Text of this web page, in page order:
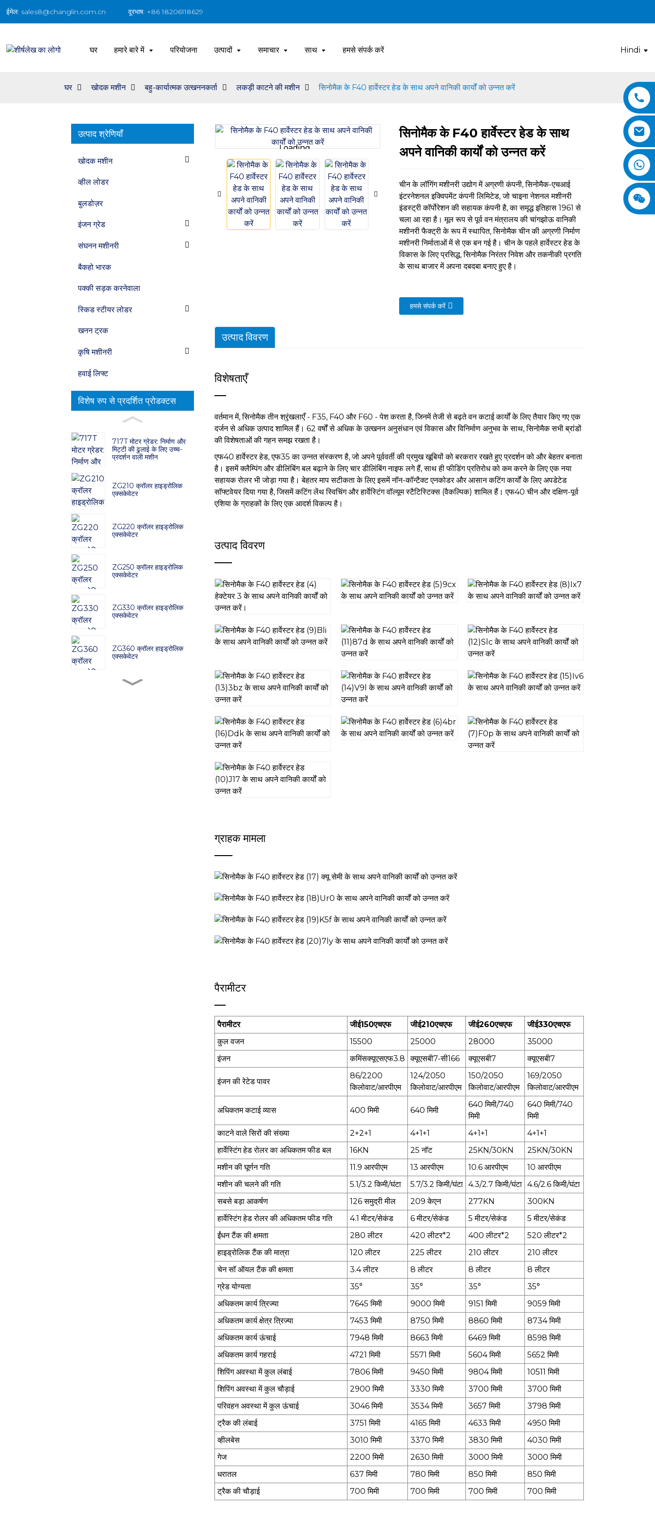
ईमेल: sales8@changlin.com.cn दूरभाष: +86 18206118629
घर हमारे बारे में परियोजना उत्पादों समाचार साथ हमसे संपर्क करें Hindi
घर खोदक मशीन बहु-कार्यात्मक उत्खननकर्ता लकड़ी काटने की मशीन सिनोमैक के F40 हार्वेस्टर हेड के साथ अपने वानिकी कार्यों को उन्नत करें
उत्पाद श्रेणियाँ
खोदक मशीन
व्हील लोडर
बुलडोज़र
इंजन ग्रेड
संघनन मशीनरी
बैकहो भारक
पक्की सड़क करनेवाला
स्किड स्टीयर लोडर
खनन ट्रक
कृषि मशीनरी
हवाई लिफ्ट
विशेष रुप से प्रदर्शित प्रोडक्टस
717T मोटर ग्रेडर: निर्माण और
मिट्टी की ढुलाई के लिए उच्च-
प्रदर्शन वाली मशीन
ZG210 क्रॉलर हाइड्रोलिक
एक्सकेवेटर
ZG220 क्रॉलर हाइड्रोलिक
एक्सकेवेटर
ZG250 क्रॉलर हाइड्रोलिक
एक्सकेवेटर
ZG330 क्रॉलर हाइड्रोलिक
एक्सकेवेटर
ZG360 क्रॉलर हाइड्रोलिक
एक्सकेवेटर
Loading...
Loading... Loading...
Loading...
सिनोमैक के F40 हार्वेस्टर हेड के साथ
अपने वानिकी कार्यों को उन्नत करें
चीन के लॉगिंग मशीनरी उद्योग में अग्रणी कंपनी, सिनोमैक-एचआई
इंटरनेशनल इक्विपमेंट कंपनी लिमिटेड, जो चाइना नेशनल मशीनरी
इंडस्ट्री कॉर्पोरेशन की सहायक कंपनी है, का समृद्ध इतिहास 1961 से
चला आ रहा है। मूल रूप से पूर्व वन मंत्रालय की चांगझोऊ वानिकी
मशीनरी फैक्ट्री के रूप में स्थापित, सिनोमैक चीन की अग्रणी निर्माण
मशीनरी निर्माताओं में से एक बन गई है। चीन के पहले हार्वेस्टर हेड के
विकास के लिए प्रसिद्ध, सिनोमैक निरंतर निवेश और तकनीकी प्रगति
के साथ बाजार में अपना दबदबा बनाए हुए है।
हमसे संपर्क करें
उत्पाद विवरण
विशेषताएँ
वर्तमान में, सिनोमैक तीन श्रृंखलाएँ - F35, F40 और F60 - पेश करता है, जिनमें तेजी से बढ़ते वन कटाई कार्यों के लिए तैयार किए गए एक
दर्जन से अधिक उत्पाद शामिल हैं। 62 वर्षों से अधिक के उत्खनन अनुसंधान एवं विकास और विनिर्माण अनुभव के साथ, सिनोमैक सभी ब्रांडों
की विशेषताओं की गहन समझ रखता है।
एफ40 हार्वेस्टर हेड, एफ35 का उन्नत संस्करण है, जो अपने पूर्ववर्ती की प्रमुख खूबियों को बरकरार रखते हुए प्रदर्शन को और बेहतर बनाता
है। इसमें क्लैम्पिंग और डीलिंबिंग बल बढ़ाने के लिए चार डीलिंबिंग नाइफ लगे हैं, साथ ही फीडिंग प्रतिरोध को कम करने के लिए एक नया
सहायक रोलर भी जोड़ा गया है। बेहतर माप सटीकता के लिए इसमें नॉन-कॉन्टैक्ट एनकोडर और आसान कटिंग कार्यों के लिए अपडेटेड
सॉफ्टवेयर दिया गया है, जिसमें कटिंग लेंथ स्विचिंग और हार्वेस्टिंग वॉल्यूम स्टैटिस्टिक्स (वैकल्पिक) शामिल हैं। एफ40 चीन और दक्षिण-पूर्व
एशिया के ग्राहकों के लिए एक आदर्श विकल्प है।
उत्पाद विवरण
ग्राहक मामला
पैरामीटर
पैरामीटर जीई150एचएफ जीई210एचएफ जीई260एचएफ
जीई330एचएफ
कुल वजन
15500 25000 28000
35000
इंजन
कमिंसक्यूएसएफ3.8 क्यूएसबी7-सी166 क्यूएसबी7 क्यूएसबी7
इंजन की रेटेड पावर
86/2200
किलोवाट/आरपीएम
124/2050
किलोवाट/आरपीएम
150/2050
किलोवाट/आरपीएम
169/2050
किलोवाट/आरपीएम
अधिकतम कटाई व्यास 400 मिमी 640 मिमी
640 मिमी/740
मिमी
640 मिमी/740
मिमी
काटने वाले सिरों की संख्या
2+2+1 4+1+1 4+1+1
4+1+1
हार्वेस्टिंग हेड रोलर का अधिकतम फीड बल
16KN 25 नॉट 25KN/30KN
25KN/30KN
मशीन की घूर्णन गति
11.9 आरपीएम 13 आरपीएम 10.6 आरपीएम
10 आरपीएम
मशीन की चलने की गति
5.1/3.2 किमी/घंटा 5.7/3.2 किमी/घंटा 4.3/2.7 किमी/घंटा 4.6/2.6 किमी/घंटा
सबसे बड़ा आकर्षण
126 समुद्री मील 209 केएन 277KN
300KN
हार्वेस्टिंग हेड रोलर की अधिकतम फीड गति
4.1 मीटर/सेकंड 6 मीटर/सेकंड 5 मीटर/सेकंड
5 मीटर/सेकंड
ईंधन टैंक की क्षमता
280 लीटर 420 लीटर*2 400 लीटर*2
520 लीटर*2
हाइड्रोलिक टैंक की मात्रा
120 लीटर 225 लीटर 210 लीटर
210 लीटर
चेन सॉ ऑयल टैंक की क्षमता
3.4 लीटर 8 लीटर 8 लीटर
8 लीटर
ग्रेड योग्यता
35° 35° 35°
35°
अधिकतम कार्य त्रिज्या
7645 मिमी 9000 मिमी 9151 मिमी
9059 मिमी
अधिकतम कार्य क्षेत्र त्रिज्या
7453 मिमी 8750 मिमी 8860 मिमी
8734 मिमी
अधिकतम कार्य ऊंचाई
7948 मिमी 8663 मिमी 6469 मिमी
8598 मिमी
अधिकतम कार्य गहराई
4721 मिमी 5571 मिमी 5604 मिमी
5652 मिमी
शिपिंग अवस्था में कुल लंबाई
7806 मिमी 9450 मिमी 9804 मिमी
10511 मिमी
शिपिंग अवस्था में कुल चौड़ाई
2900 मिमी 3330 मिमी 3700 मिमी
3700 मिमी
परिवहन अवस्था में कुल ऊंचाई
3046 मिमी 3534 मिमी 3657 मिमी
3798 मिमी
ट्रैक की लंबाई
3751 मिमी 4165 मिमी 4633 मिमी
4950 मिमी
व्हीलबेस
3010 मिमी 3370 मिमी 3830 मिमी
4030 मिमी
गेज
2200 मिमी 2630 मिमी 3000 मिमी
3000 मिमी
धरातल
637 मिमी 780 मिमी 850 मिमी
850 मिमी
ट्रैक की चौड़ाई
700 मिमी 700 मिमी 700 मिमी 700 मिमी